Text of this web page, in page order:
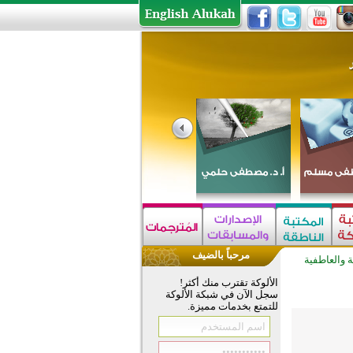
والعاطفية مرحباً بالضيف
الألوكة تقترب منك أكثر!
سجل الآن في شبكة الألوكة
للتمتع بخدمات مميزة.